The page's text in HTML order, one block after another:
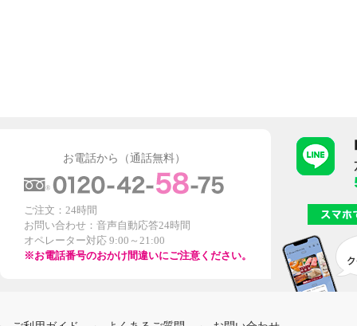
お電話から（通話無料）
ご注文：24時間
お問い合わせ：音声自動応答24時間
オペレーター対応 9:00～21:00
※お電話番号のおかけ間違いにご注意ください。